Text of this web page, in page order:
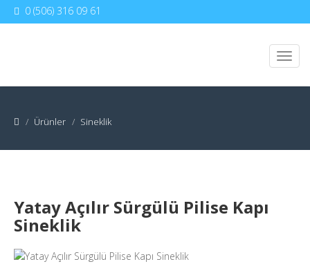
0 (506) 316 09 61
Ürünler Sineklik
Yatay Açılır Sürgülü Pilise Kapı
Sineklik